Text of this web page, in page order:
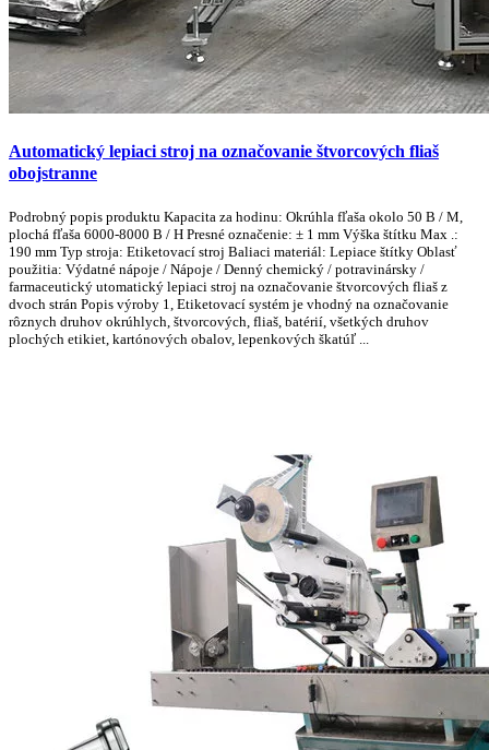
Automatický lepiaci stroj na označovanie štvorcových fliaš
obojstranne
Podrobný popis produktu Kapacita za hodinu: Okrúhla fľaša okolo 50 B / M,
plochá fľaša 6000-8000 B / H Presné označenie: ± 1 mm Výška štítku Max .:
190 mm Typ stroja: Etiketovací stroj Baliaci materiál: Lepiace štítky Oblasť
použitia: Výdatné nápoje / Nápoje / Denný chemický / potravinársky /
farmaceutický utomatický lepiaci stroj na označovanie štvorcových fliaš z
dvoch strán Popis výroby 1, Etiketovací systém je vhodný na označovanie
rôznych druhov okrúhlych, štvorcových, fliaš, batérií, všetkých druhov
plochých etikiet, kartónových obalov, lepenkových škatúľ ...